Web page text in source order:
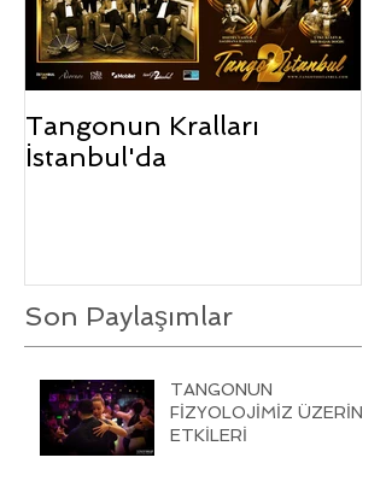
Tangonun Kralları
İstanbul'da
Son Paylaşımlar
TANGONUN
FİZYOLOJİMİZ ÜZERİNE
ETKİLERİ